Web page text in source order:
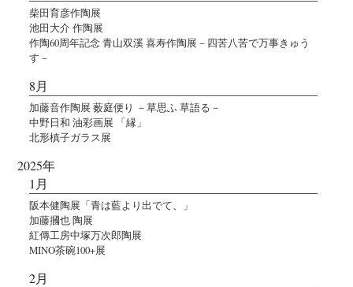
柴田育彦作陶展
池田大介 作陶展
作陶60周年記念 青山双溪 喜寿作陶展－四苦八苦で万事きゅう
す－
8月
加藤音作陶展 薮庭便り －草思ふ 草語る－
中野日和 油彩画展 「縁」
北形槙子ガラス展
2025年
1月
阪本健陶展「青は藍より出でて、」
加藤摑也 陶展
紅傳工房中塚万次郎陶展
MINO茶碗100+展
2月